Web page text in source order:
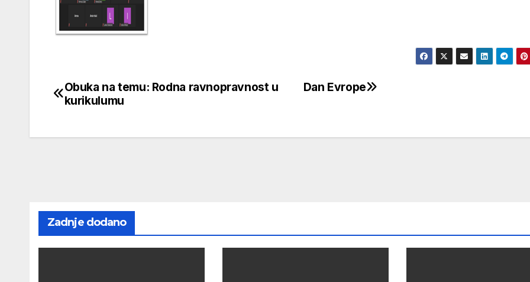
Navigacija
Dan Evrope
Obuka na temu: Rodna ravnopravnost u
kurikulumu
Zadnje dodano